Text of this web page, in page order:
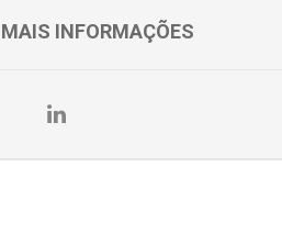
MAIS INFORMAÇÕES